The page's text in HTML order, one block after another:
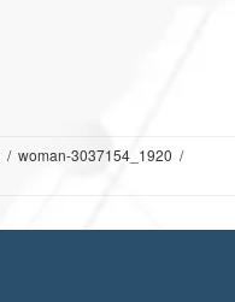
woman-3037154_1920